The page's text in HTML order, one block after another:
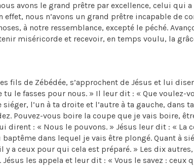
avons le grand prêtre par excellence, celui qui
effet, nous n’avons un grand prêtre incapable de
à notre ressemblance, excepté le péché.
miséricorde et recevoir, en temps voulu, la
fils de Zébédée, s’approchent de Jésus et lui
le fasses pour nous. » Il leur dit : « Que voulez-
l’un à ta droite et l’autre à ta gauche, dans
Pouvez-vous boire la coupe que je vais boire,
dirent : « Nous le pouvons. » Jésus leur dit : « La
dans lequel je vais être plongé. Quant à
y a ceux pour qui cela est préparé. » Les dix
les appela et leur dit : « Vous le savez : ceux